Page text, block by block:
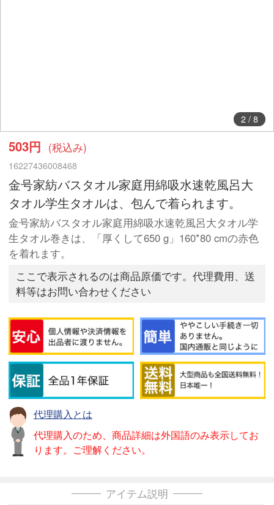
2/ 8
503円 (税込み)
16227436008468
金号家紡バスタオル家庭用綿吸水速乾風呂大
タオル学生タオルは、包んで着られます。
金号家紡バスタオル家庭用綿吸水速乾風呂大タオル学
生タオル巻きは、「厚くして650 g」160*80 cmの赤色
を着れます。
ここで表示されるのは商品原価です。代理費用、送
料等はお問い合わせください
代理購入とは
代理購入のため、商品詳細は外国語のみ表示してお
ります。ご理解ください。
アイテム説明